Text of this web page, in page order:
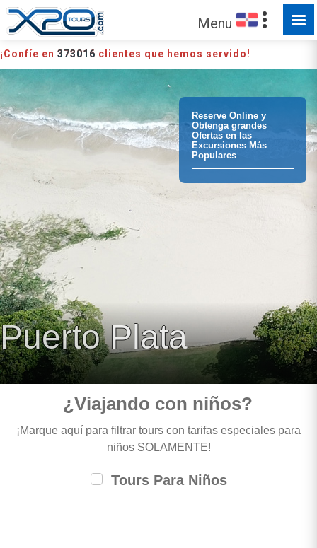
Menu
¡Confíe en 373016 clientes que hemos servido!
HECHO PARA SER EXPLORADO
Reserve Online y
Obtenga grandes
Ofertas en las
Excursiones Más
Populares
Puerto Plata
¿Viajando con niños?
¡Marque aquí para filtrar tours con tarifas especiales para
niños SOLAMENTE!
Tours Para Niños